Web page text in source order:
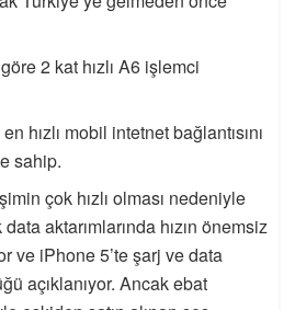
2 kat hızlı A6 işlemci
hızlı mobil intetnet bağlantısını
sahip.
çok hızlı olması nedeniyle
aktarımlarında hızın önemsiz
ve iPhone 5’te şarj ve data
açıklanıyor. Ancak ebat